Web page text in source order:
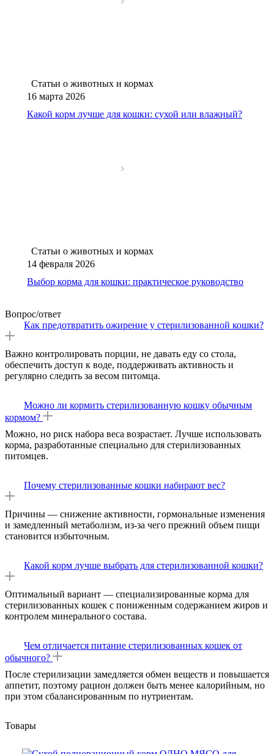
Статьи о животных и кормах
16 марта 2026
Какой корм лучше для кошки: сухой или влажный?
Статьи о животных и кормах
14 февраля 2026
Выбор корма для кошки: практическое руководство
Вопрос/ответ
Как предотвратить ожирение у стерилизованной кошки?
Важно контролировать порции, не давать еду со стола,
обеспечить доступ к воде, поддерживать активность и
регулярно следить за весом питомца.
Можно ли кормить стерилизованную кошку обычным
кормом?
Можно, но риск набора веса возрастает. Лучше использовать
корма, разработанные специально для стерилизованных
питомцев.
Почему стерилизованные кошки набирают вес?
Причины — снижение активности, гормональные изменения
и замедленный метаболизм, из-за чего прежний объем пищи
становится избыточным.
Какой корм лучше выбрать для стерилизованной кошки?
Оптимальный вариант — специализированные корма для
стерилизованных кошек с пониженным содержанием жиров и
контролем минерального состава.
Чем отличается питание стерилизованных кошек от
обычного?
После стерилизации замедляется обмен веществ и повышается
аппетит, поэтому рацион должен быть менее калорийным, но
при этом сбалансированным по нутриентам.
Товары